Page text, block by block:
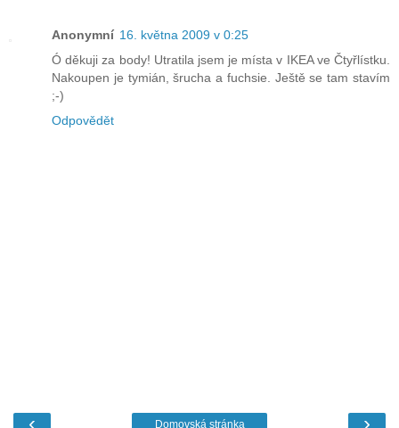
Anonymní 16. května 2009 v 0:25
Ó děkuji za body! Utratila jsem je místa v IKEA ve Čtyřlístku.
Nakoupen je tymián, šrucha a fuchsie. Ještě se tam stavím
;-)
Odpovědět
‹ ›
Domovská stránka